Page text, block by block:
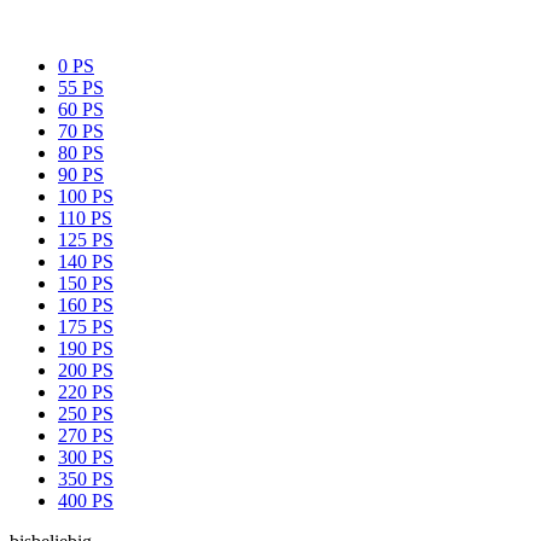
0 PS
55 PS
60 PS
70 PS
80 PS
90 PS
100 PS
110 PS
125 PS
140 PS
150 PS
160 PS
175 PS
190 PS
200 PS
220 PS
250 PS
270 PS
300 PS
350 PS
400 PS